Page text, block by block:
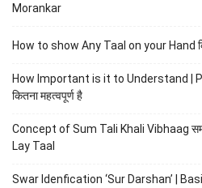
Morankar
How to show Any Taal on your Hand
How Important is it to Understand |
कितना महत्वपूर्ण है
Concept of Sum Tali Khali Vibhaag सम
Lay Taal
Swar Idenfication ‘Sur Darshan’ |